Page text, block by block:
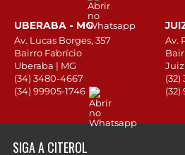
UBERABA - MG
Av. Lucas Borges, 357
Bairro Fabrício
Uberaba | MG
(34) 3480-4667
(34) 99905-1746
Av.
Juiz
(32)
(32)
SIGA A CITEROL